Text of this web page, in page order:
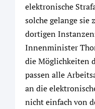
elektronische
solche gelange sie
dortigen
Innenminister
die Möglichkeiten
passen alle
an die
nicht einfach von